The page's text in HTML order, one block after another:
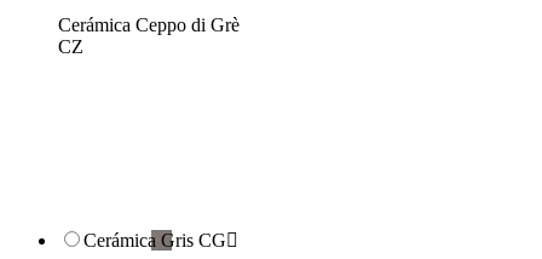
Cerámica Ceppo di Grè
CZ
Cerámica Gris CG